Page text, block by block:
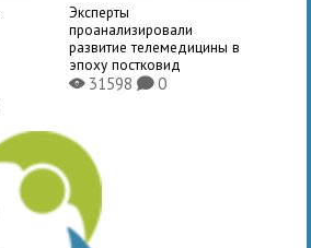
Эксперты
проанализировали
развитие телемедицины в
эпоху постковид
X31598 K0